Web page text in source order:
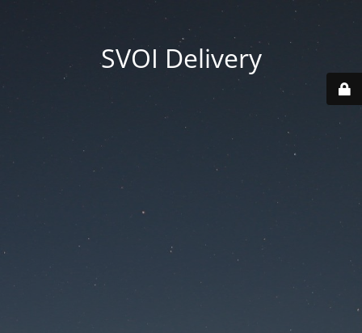
SVOI Delivery